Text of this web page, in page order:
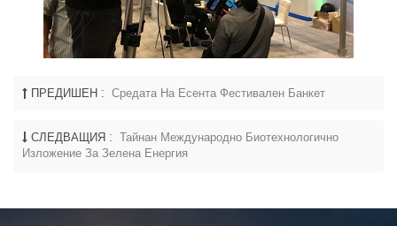
ПРЕДИШЕН : Средата На Есента Фестивален Банкет
СЛЕДВАЩИЯ : Тайнан Международно Биотехнологично
Изложение За Зелена Енергия